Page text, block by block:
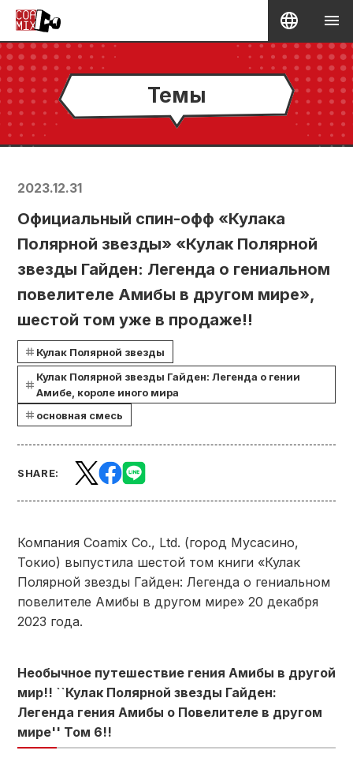
Темы
2023.12.31
Официальный спин-офф «Кулака
Полярной звезды» «Кулак Полярной
звезды Гайден: Легенда о гениальном
повелителе Амибы в другом мире»,
шестой том уже в продаже!!
Кулак Полярной звезды
Кулак Полярной звезды Гайден: Легенда о гении
Амибе, короле иного мира
основная смесь
SHARE:
Компания Coamix Co., Ltd. (город Мусасино,
Токио) выпустила шестой том книги «Кулак
Полярной звезды Гайден: Легенда о гениальном
повелителе Амибы в другом мире» 20 декабря
2023 года.
Необычное путешествие гения Амибы в другой
мир!! ``Кулак Полярной звезды Гайден:
Легенда гения Амибы о Повелителе в другом
мире'' Том 6!!